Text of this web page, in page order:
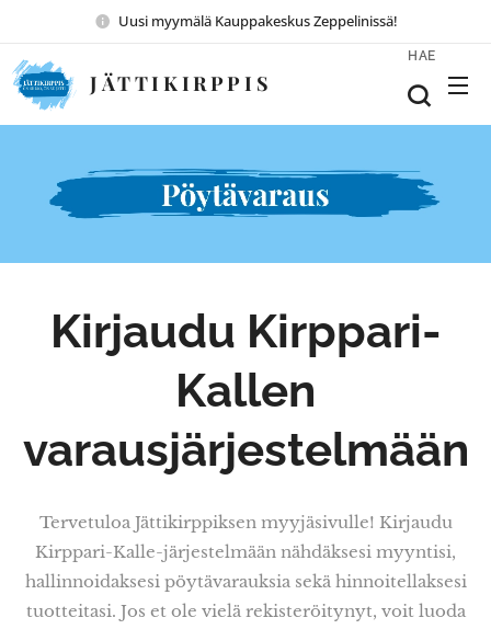
Uusi myymälä Kauppakeskus Zeppelinissä!
JÄTTIKIRPPIS
HAE
Kirjaudu Kirppari-
Kallen
varausjärjestelmään
Tervetuloa Jättikirppiksen myyjäsivulle! Kirjaudu
Kirppari-Kalle-järjestelmään nähdäksesi myyntisi,
hallinnoidaksesi pöytävarauksia sekä hinnoitellaksesi
tuotteitasi. Jos et ole vielä rekisteröitynyt, voit luoda